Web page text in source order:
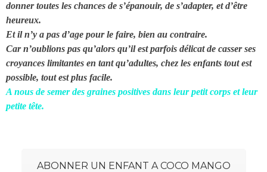
donner toutes les chances de s’épanouir, de s’adapter, et d’être
heureux.
Et il n’y a pas d’age pour le faire, bien au contraire.
Car n’oublions pas qu’alors qu’il est parfois délicat de casser ses
croyances limitantes en tant qu’adultes, chez les enfants tout est
possible, tout est plus facile.
A nous de semer des graines positives dans leur petit corps et leur
petite tête.
ABONNER UN ENFANT A COCO MANGO